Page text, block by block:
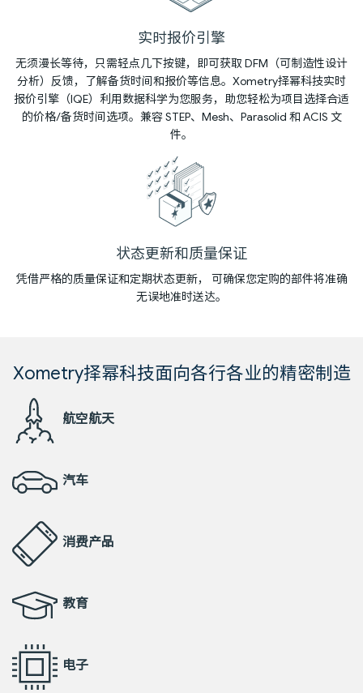
实时报价引擎
无须漫长等待，只需轻点几下按键，即可获取 DFM（可制造性设计
分析）反馈，了解备货时间和报价等信息。Xometry择幂科技实时
报价引擎（IQE）利用数据科学为您服务，助您轻松为项目选择合适
的价格/备货时间选项。兼容 STEP、Mesh、Parasolid 和 ACIS 文
件。
状态更新和质量保证
凭借严格的质量保证和定期状态更新， 可确保您定购的部件将准确
无误地准时送达。
Xometry择幂科技面向各行各业的精密制造
航空航天
汽车
消费产品
教育
电子